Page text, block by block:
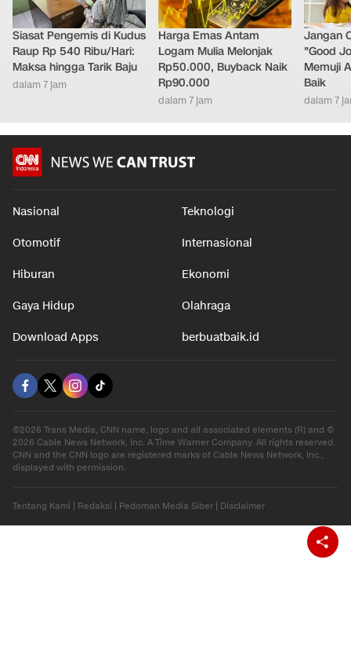
Siasat Pengemis di Kudus
Raup Rp 540 Ribu/Hari:
Maksa hingga Tarik Baju
dalam 7 jam
Harga Emas Antam
Logam Mulia Melonjak
Rp50.000, Buyback Naik
Rp90.000
dalam 7 jam
Jangan
"Good
Memuji
Baik
dalam 7
Nasional Teknologi
Otomotif Internasional
Hiburan Ekonomi
Gaya Hidup Olahraga
Download Apps berbuatbaik.id
©2026 Trans Media, CNN name, logo and all associated elements (R) and ©
2026 Cable News Network, Inc. A Time Warner Company. All rights reserved.
CNN and the CNN logo are registered marks of Cable News Network, Inc.,
displayed with permission.
Tentang Kami | Redaksi | Pedoman Media Siber | Disclaimer